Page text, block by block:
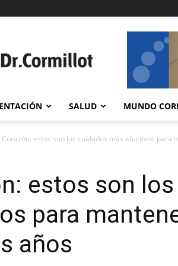
SALUD MUNDO
Corazón: estos son los cuidados más efectivos para
estos son
para
años